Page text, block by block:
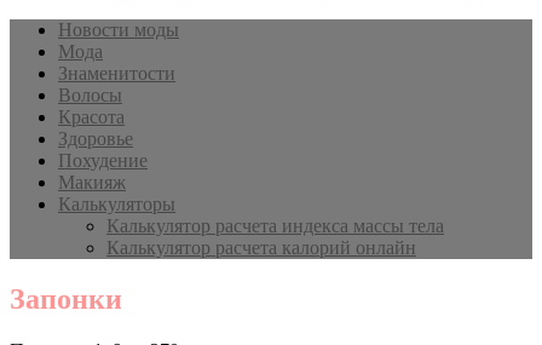
Новости моды
Мода
Знаменитости
Волосы
Красота
Здоровье
Похудение
Макияж
Калькуляторы
Калькулятор расчета индекса массы тела
Калькулятор расчета калорий онлайн
Запонки